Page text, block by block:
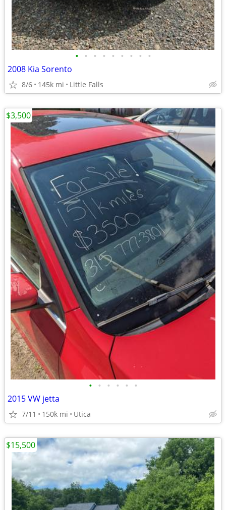
• • • • • • • • •
2008 Kia Sorento
8/6 145k mi Little Falls
• • • • • •
2015 VW jetta
7/11 150k mi Utica
$3,500
$15,500